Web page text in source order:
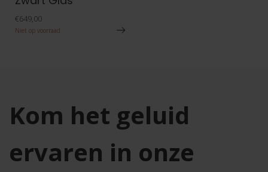
€649,00
Niet op voorraad
Kom het geluid
ervaren in onze